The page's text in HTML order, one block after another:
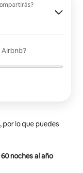
Airbnb?
, por lo que puedes
60 noches al año